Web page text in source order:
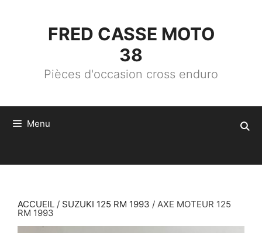
FRED CASSE MOTO
38
Pièces d'occasion cross enduro
Menu
ACCUEIL / SUZUKI 125 RM 1993 / AXE MOTEUR 125
RM 1993